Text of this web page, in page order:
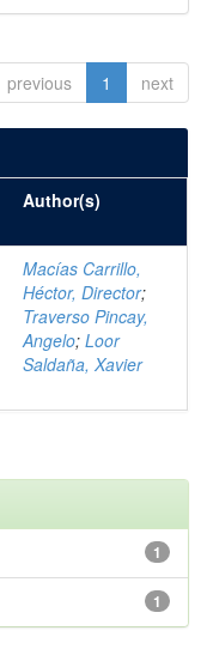
previous 1 next
Author(s)
Macías Carrillo,
Héctor, Director;
Traverso Pincay,
Angelo; Loor
Saldaña, Xavier
1
1